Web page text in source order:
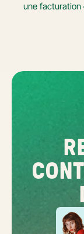
une facturation